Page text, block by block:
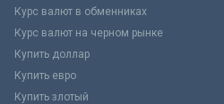
Курс валют в обменниках
Курс валют на черном рынке
Купить доллар
Купить евро
Купить злотый